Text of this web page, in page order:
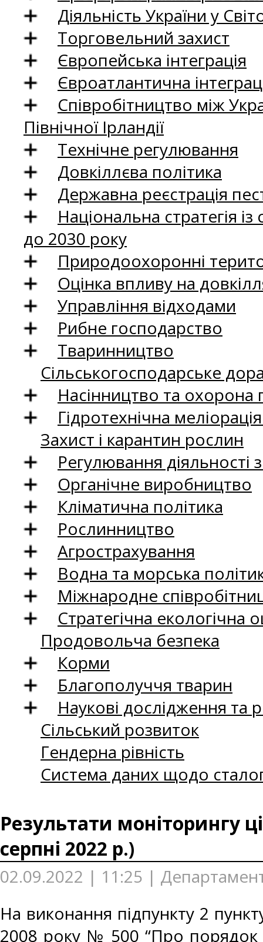
Діяльність України у
Торговельний захист
Європейська інтеграція
Євроатлантична
Співробітництво між
Північної Ірландії
Технічне регулювання
Довкіллєва політика
Державна реєстрація
Національна стратегія
до 2030 року
Природоохоронні
Оцінка впливу на
Управління відходами
Рибне господарство
Тваринництво
Сільськогосподарське
Насінництво та
Гідротехнічна
Захист і карантин рослин
Регулювання
Органічне виробництво
Кліматична політика
Рослинництво
Агрострахування
Водна та морська
Міжнародне
Стратегічна екологічна
Продовольча безпека
Корми
Благополуччя тварин
Наукові дослідження та
Сільський розвиток
Гендерна рівність
Система даних щодо
Результати моніторингу
серпні 2022 р.)
02.09.2022 | 11:25 |
На виконання підпункту 2
2008 року № 500 “Про порядок